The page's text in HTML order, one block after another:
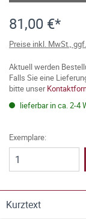
81,00 €*
Preise inkl. MwSt.,
Aktuell werden
Falls Sie eine
bitte unser
lieferbar in ca. 2-4
Exemplare:
Kurztext